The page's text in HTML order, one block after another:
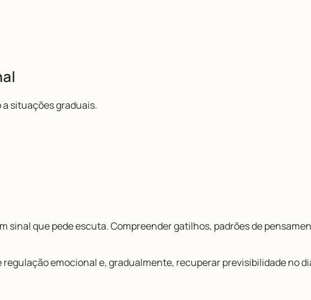
situações graduais.
que pede escuta. Compreender gatilhos, padrões de
emocional e, gradualmente, recuperar previsibilidade no